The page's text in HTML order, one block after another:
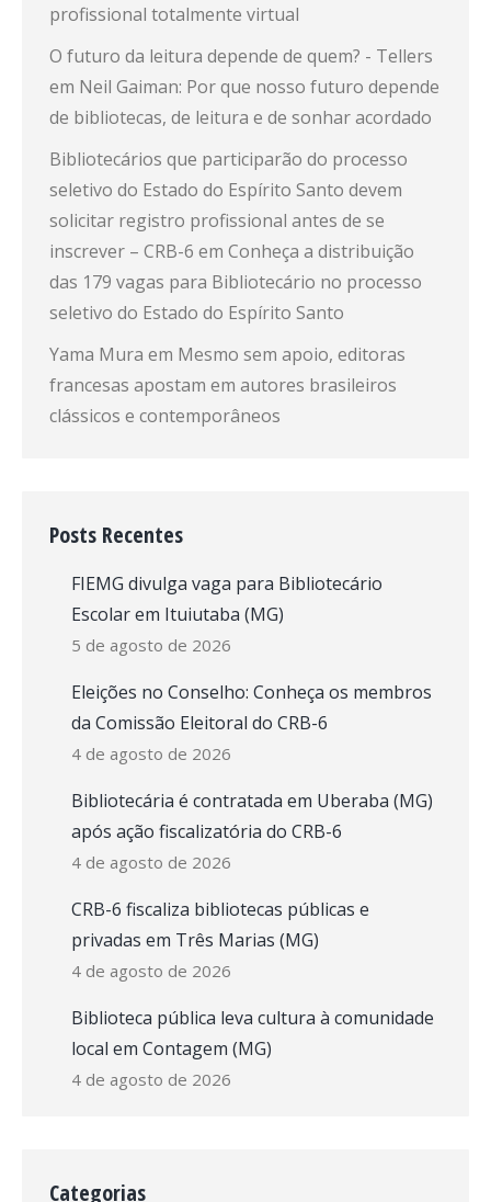
profissional totalmente virtual
O futuro da leitura depende de quem? - Tellers
em Neil Gaiman: Por que nosso futuro depende
de bibliotecas, de leitura e de sonhar acordado
Bibliotecários que participarão do processo
seletivo do Estado do Espírito Santo devem
solicitar registro profissional antes de se
inscrever – CRB-6 em Conheça a distribuição
das 179 vagas para Bibliotecário no processo
seletivo do Estado do Espírito Santo
Yama Mura em Mesmo sem apoio, editoras
francesas apostam em autores brasileiros
clássicos e contemporâneos
Posts Recentes
FIEMG divulga vaga para Bibliotecário
Escolar em Ituiutaba (MG)
5 de agosto de 2026
Eleições no Conselho: Conheça os membros
da Comissão Eleitoral do CRB-6
4 de agosto de 2026
Bibliotecária é contratada em Uberaba (MG)
após ação fiscalizatória do CRB-6
4 de agosto de 2026
CRB-6 fiscaliza bibliotecas públicas e
privadas em Três Marias (MG)
4 de agosto de 2026
Biblioteca pública leva cultura à comunidade
local em Contagem (MG)
4 de agosto de 2026
Categorias